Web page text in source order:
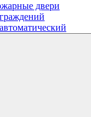
двери